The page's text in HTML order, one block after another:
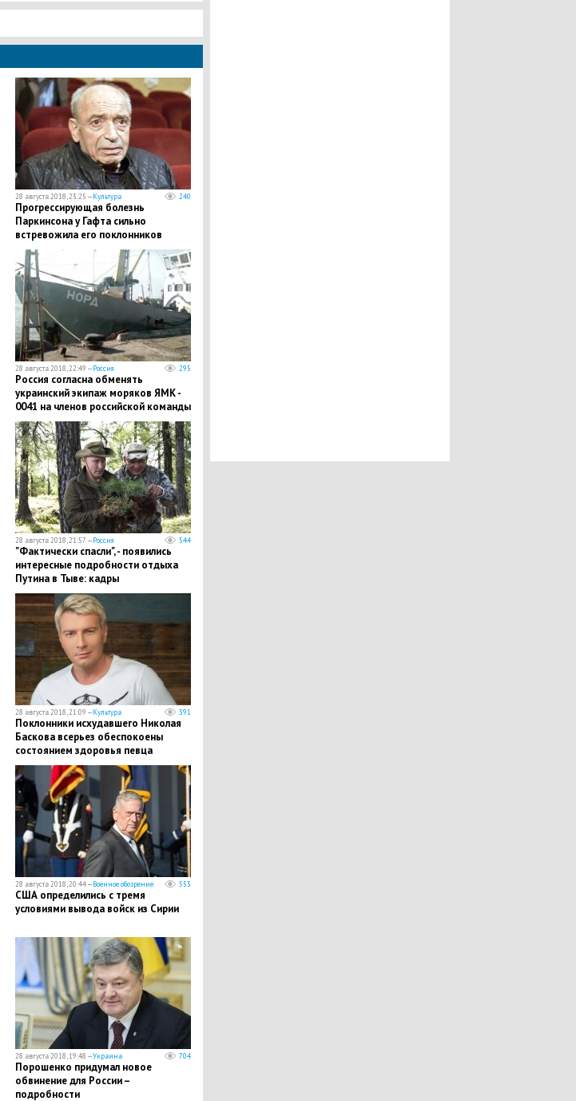
28 августа 2018, 23:25 —Культура 240
Прогрессирующая болезнь
Паркинсона у Гафта сильно
встревожила его поклонников
28 августа 2018, 22:49 —Россия 295
Россия согласна обменять
украинский экипаж моряков ЯМК -
0041 на членов российской команды
с "Норда"
28 августа 2018, 21:57 —Россия 544
"Фактически спасли", - появились
интересные подробности отдыха
Путина в Тыве: кадры
28 августа 2018, 21:09 —Культура 391
​Поклонники исхудавшего Николая
Баскова всерьез обеспокоены
состоянием здоровья певца
28 августа 2018, 20:44 —Военное обозрение 553
США определились с тремя
условиями вывода войск из Сирии
28 августа 2018, 19:48 —Украина 704
Порошенко придумал новое
обвинение для России –
подробности